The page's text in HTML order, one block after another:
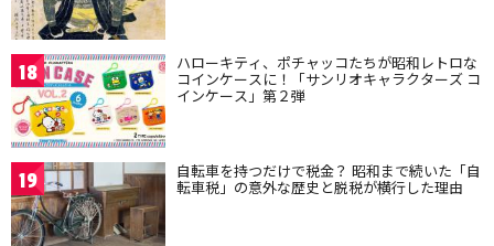
18 ハローキティ、ポチャッコたちが昭和レトロな
コインケースに！「サンリオキャラクターズ コ
インケース」第２弾
19 自転車を持つだけで税金？ 昭和まで続いた「自
転車税」の意外な歴史と脱税が横行した理由